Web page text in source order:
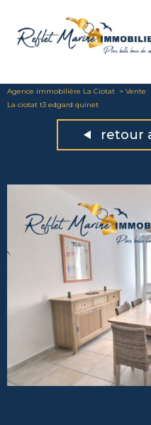
Agence immobilière La Ciotat Vente
La ciotat t3 edgard quinet
retour